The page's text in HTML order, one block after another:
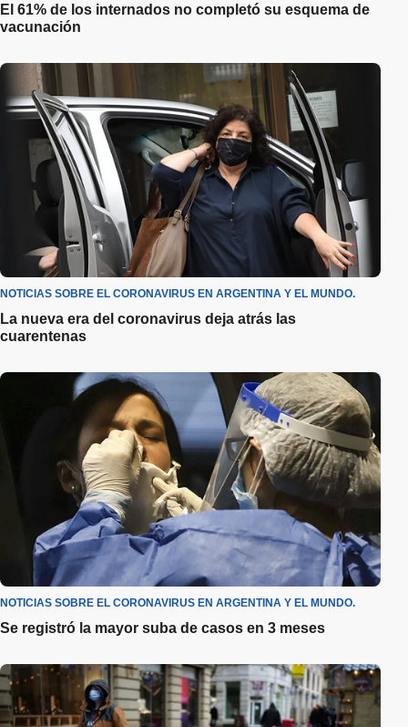
El 61% de los internados no completó su esquema de
vacunación
NOTICIAS SOBRE EL CORONAVIRUS EN ARGENTINA Y EL MUNDO.
La nueva era del coronavirus deja atrás las
cuarentenas
NOTICIAS SOBRE EL CORONAVIRUS EN ARGENTINA Y EL MUNDO.
Se registró la mayor suba de casos en 3 meses